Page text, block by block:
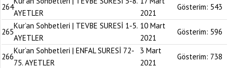
264
AYETLER
2021
Gösterim: 543
265
Kur’an Sohbetleri | TEVBE SURESİ 1-5.
AYETLER
10 Mart
2021
Gösterim: 596
266
Kur’an Sohbetleri | ENFAL SURESİ 72-
75. AYETLER
3 Mart
2021
Gösterim: 738